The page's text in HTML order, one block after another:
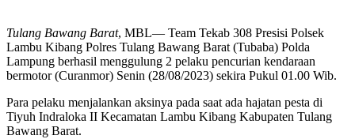
Tulang Bawang Barat, MBL— Team Tekab 308 Presisi Polsek
Lambu Kibang Polres Tulang Bawang Barat (Tubaba) Polda
Lampung berhasil menggulung 2 pelaku pencurian kendaraan
bermotor (Curanmor) Senin (28/08/2023) sekira Pukul 01.00 Wib.
Para pelaku menjalankan aksinya pada saat ada hajatan pesta di
Tiyuh Indraloka II Kecamatan Lambu Kibang Kabupaten Tulang
Bawang Barat.